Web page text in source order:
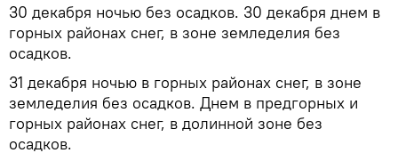
30 декабря ночью без осадков. 30 декабря днем в
горных районах снег, в зоне земледелия без
осадков.
31 декабря ночью в горных районах снег, в зоне
земледелия без осадков. Днем в предгорных и
горных районах снег, в долинной зоне без
осадков.